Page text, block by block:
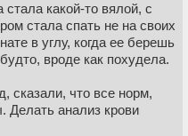
какой-то вялой, с
стала спать не на своих
в углу, когда ее берешь
вроде как похудела.
сказали, что все норм,
Делать анализ крови